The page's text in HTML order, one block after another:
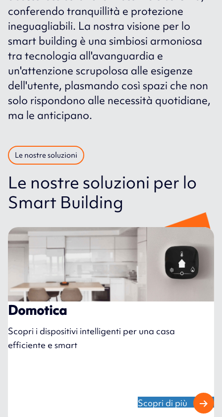
conferendo tranquillità e protezione
ineguagliabili. La nostra visione per lo
smart building è una simbiosi armoniosa
tra tecnologia all'avanguardia e
un'attenzione scrupolosa alle esigenze
dell'utente, plasmando così spazi che non
solo rispondono alle necessità quotidiane,
ma le anticipano.
Le nostre soluzioni
Le nostre soluzioni per lo
Smart Building
Domotica
Scopri i dispositivi intelligenti per una casa
efficiente e smart
Scopri di più